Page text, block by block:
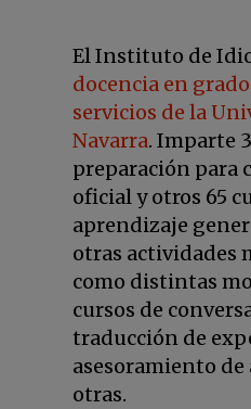
El Instituto de
docencia en
servicios de la
Navarra. Imparte
preparación para
oficial y otros 65
aprendizaje
otras actividades
como distintas
cursos de
traducción de
asesoramiento
otras.